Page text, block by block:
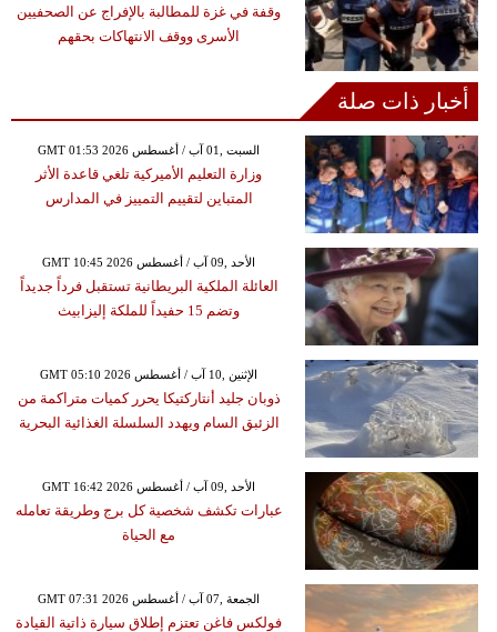
وقفة في غزة للمطالبة بالإفراج عن الصحفيين
الأسرى ووقف الانتهاكات بحقهم
أخبار ذات صلة
GMT 01:53 2026 السبت ,01 آب / أغسطس
وزارة التعليم الأميركية تلغي قاعدة الأثر
المتباين لتقييم التمييز في المدارس
GMT 10:45 2026 الأحد ,09 آب / أغسطس
العائلة الملكية البريطانية تستقبل فرداً جديداً
وتضم 15 حفيداً للملكة إليزابيث
GMT 05:10 2026 الإثنين ,10 آب / أغسطس
ذوبان جليد أنتاركتيكا يحرر كميات متراكمة من
الزئبق السام ويهدد السلسلة الغذائية البحرية
GMT 16:42 2026 الأحد ,09 آب / أغسطس
عبارات تكشف شخصية كل برج وطريقة تعامله
مع الحياة
GMT 07:31 2026 الجمعة ,07 آب / أغسطس
فولكس فاغن تعتزم إطلاق سيارة ذاتية القيادة